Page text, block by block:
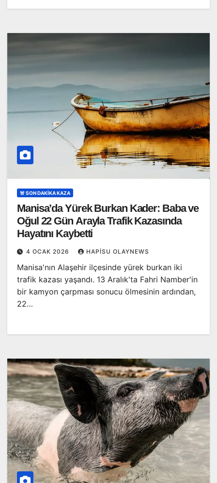
🚨 SON DAKİKA KAZA
Manisa’da Yürek Burkan Kader: Baba ve
Oğul 22 Gün Arayla Trafik Kazasında
Hayatını Kaybetti
4 OCAK 2026 HAPISU OLAYNEWS
Manisa'nın Alaşehir ilçesinde yürek burkan iki
trafik kazası yaşandı. 13 Aralık'ta Fahri Namber'in
bir kamyon çarpması sonucu ölmesinin ardından,
22…